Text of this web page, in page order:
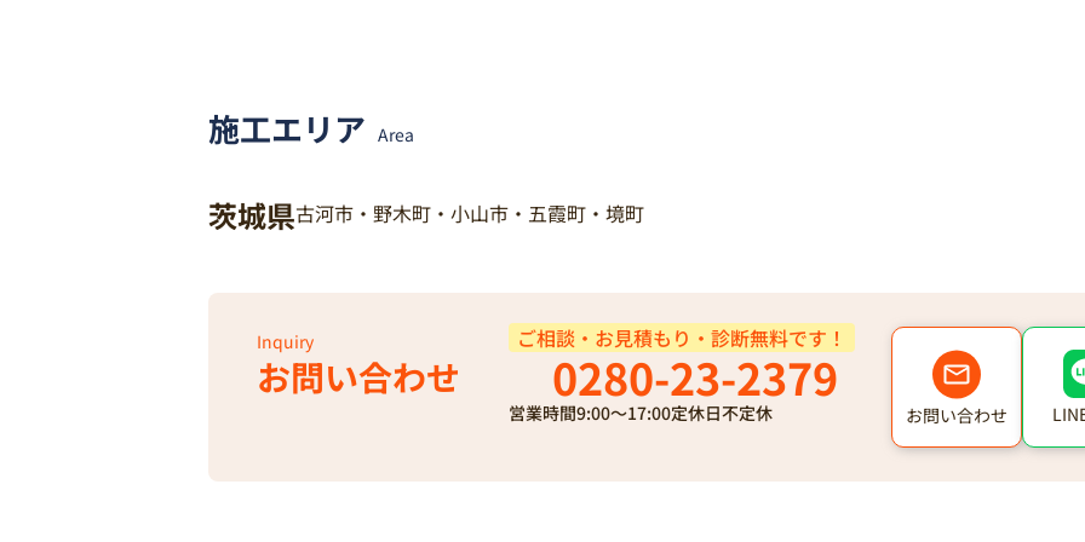
施工エリア Area
茨城県古河市・野木町・小山市・五霞町・境町
お問い合わせ
Inquiry ご相談・お見積もり・診断無料です！
0280-23-2379
営業時間9:00～17:00定休日不定休 お問い合わせ